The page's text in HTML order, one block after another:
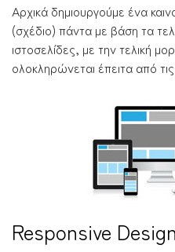
Αρχικά δημιουργούμε ένα
(σχέδιο) πάντα με βάση τα
ιστοσελίδες, με την τελική
ολοκληρώνεται έπειτα από
Responsive Design